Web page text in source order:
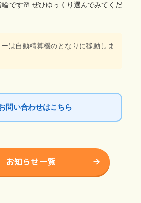
輪です🌸 ぜひゆっくり選んでみてくだ
は自動精算機のとなり に移動しま
問い合わせはこちら
お知らせ一覧